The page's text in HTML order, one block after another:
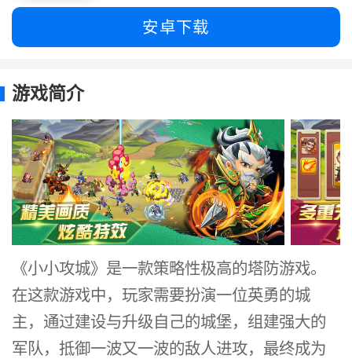
安卓下载
游戏简介
《小小攻城》是一款策略性极高的塔防游戏。
在这款游戏中，玩家需要扮演一位英勇的城
主，通过建设与升级自己的城堡，组建强大的
军队，抵御一波又一波的敌人进攻，最终成为